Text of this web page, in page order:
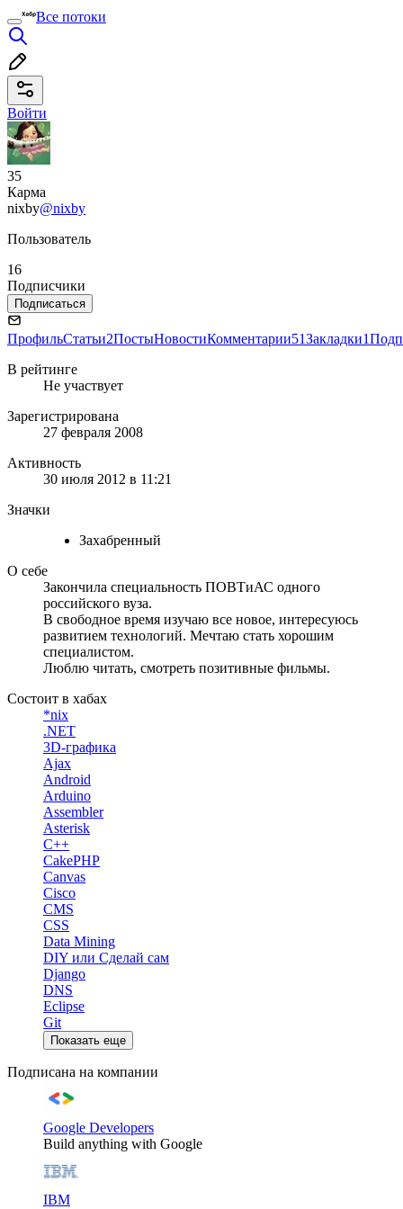
Все потоки
Войти
35
Карма
nixby@nixby
Пользователь
16
Подписчики
Подписаться
ПрофильСтатьи2ПостыНовостиКомментарии51Закладки1
В рейтинге
Не участвует
Зарегистрирована
27 февраля 2008
Активность
30 июля 2012 в 11:21
Значки
Захабренный
О себе
Закончила специальность ПОВТиАС одного
российского вуза.
В свободное время изучаю все новое, интересуюсь
развитием технологий. Мечтаю стать хорошим
специалистом.
Люблю читать, смотреть позитивные фильмы.
Состоит в хабах
*nix
.NET
3D-графика
Ajax
Android
Arduino
Assembler
Asterisk
C++
CakePHP
Canvas
Cisco
CMS
CSS
Data Mining
DIY или Сделай сам
Django
DNS
Eclipse
Git
Показать еще
Подписана на компании
Google Developers
Build anything with Google
IBM